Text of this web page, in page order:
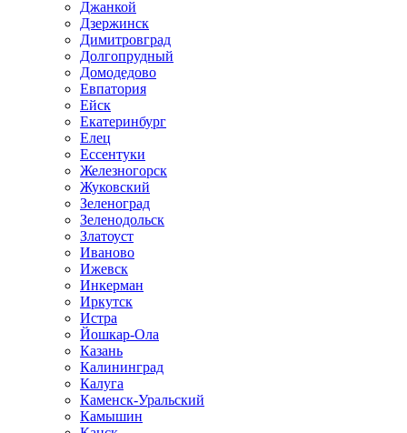
Джанкой
Дзержинск
Димитровград
Долгопрудный
Домодедово
Евпатория
Ейск
Екатеринбург
Елец
Ессентуки
Железногорск
Жуковский
Зеленоград
Зеленодольск
Златоуст
Иваново
Ижевск
Инкерман
Иркутск
Истра
Йошкар-Ола
Казань
Калининград
Калуга
Каменск-Уральский
Камышин